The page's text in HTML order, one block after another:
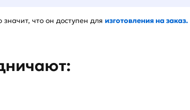
что он доступен для изготовления на заказ.